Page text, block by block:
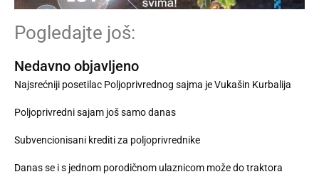
Pogledajte još:
Nedavno objavljeno
Najsrećniji posetilac Poljoprivrednog sajma je Vukašin Kurbalija
Poljoprivredni sajam još samo danas
Subvencionisani krediti za poljoprivrednike
Danas se i s jednom porodičnom ulaznicom može do traktora